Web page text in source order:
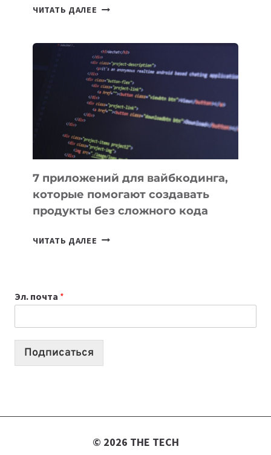
ЧИТАТЬ ДАЛЕЕ ТАСК-
ПОЛЕЗНЫХ
ИНСТРУМЕНТОВ
ДЛЯ
РАБОТЫ
7 приложений для вайбкодинга,
которые помогают создавать
продукты без сложного кода
ЧИТАТЬ ДАЛЕЕ 7
СОЗДАВАТЬ
ПРОДУКТЫ
Эл. почта *
Подписаться
© 2026 THE TECH